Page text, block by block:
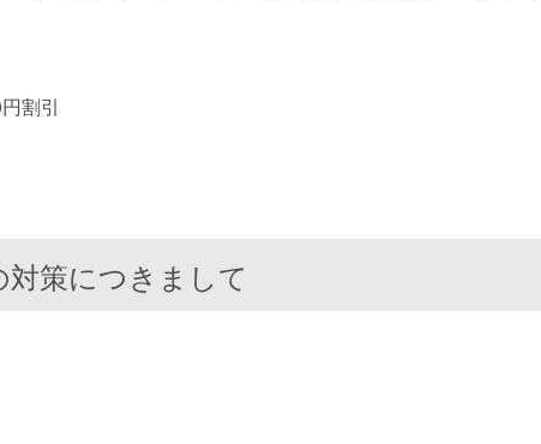
割引
策につきまして